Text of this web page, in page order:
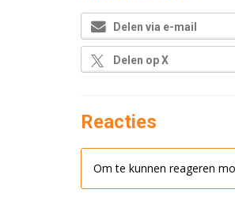
Delen via e-mail
Delen op X
Reacties
Om te kunnen reageren